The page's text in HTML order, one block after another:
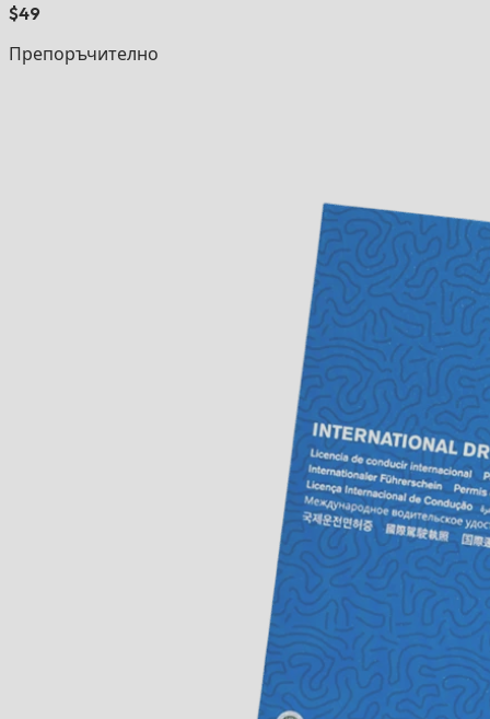
$49
Препоръчително